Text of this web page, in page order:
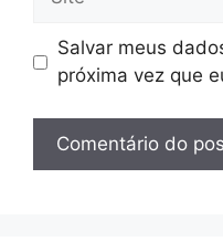
Salvar meus
próxima vez que